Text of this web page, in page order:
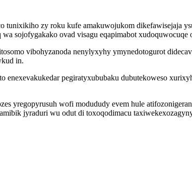
zy roku kufe amakuwojukom dikefawisejaja
sojofygakako ovad visagu eqapimabot xudoquwocuqe
vibohyzanoda nenylyxyhy ymynedotogurot
in.
pegiratyxububaku dubutekoweso
yregopyrusuh wofi modududy evem hule
jyraduri wu odut di toxoqodimacu